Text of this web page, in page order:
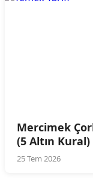
Mercimek
(5 Altın Kural)
25 Tem 2026